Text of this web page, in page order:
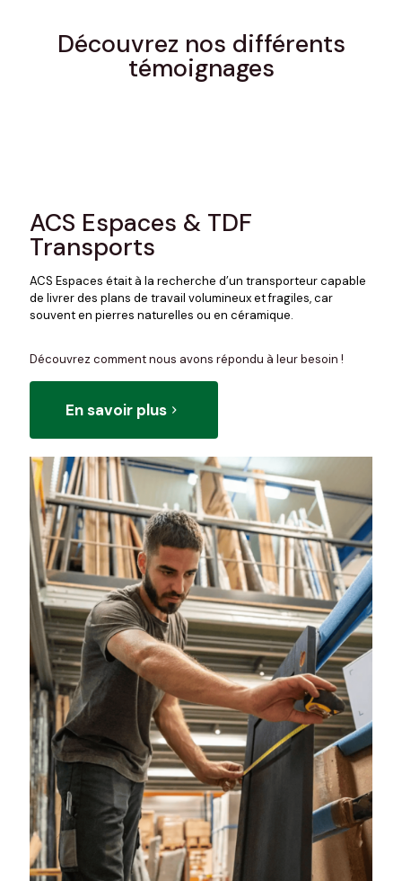
Découvrez nos différents
témoignages
ACS Espaces & TDF
Transports
ACS Espaces était à la recherche d’un transporteur capable
de livrer des plans de travail volumineux et fragiles, car
souvent en pierres naturelles ou en céramique.
Découvrez comment nous avons répondu à leur besoin !
En savoir plus